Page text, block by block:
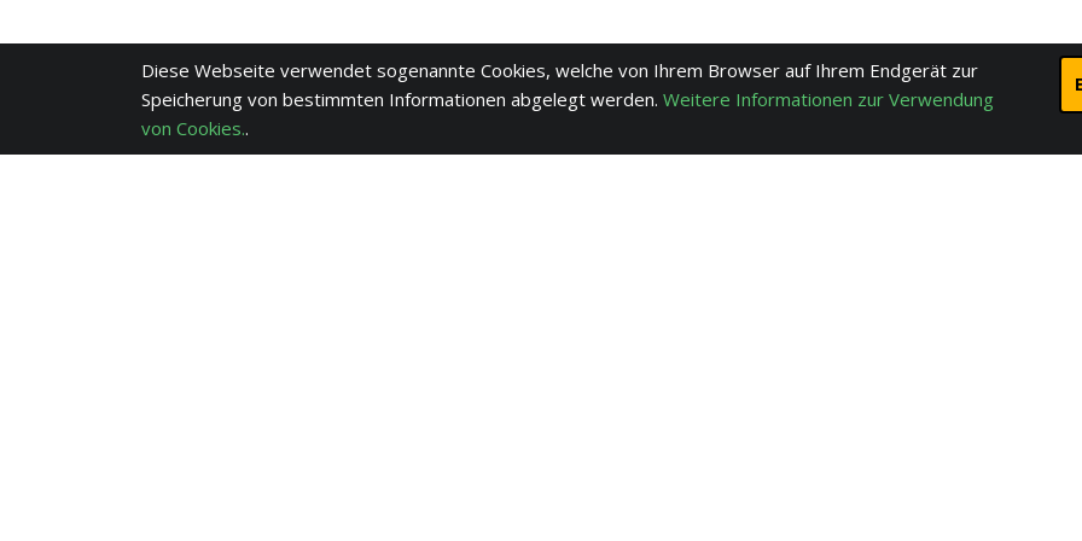
Diese Webseite verwendet sogenannte Cookies, welche von Ihrem Browser auf Ihrem Endgerät zur
Speicherung von bestimmten Informationen abgelegt werden. Weitere Informationen zur Verwendung
von Cookies..